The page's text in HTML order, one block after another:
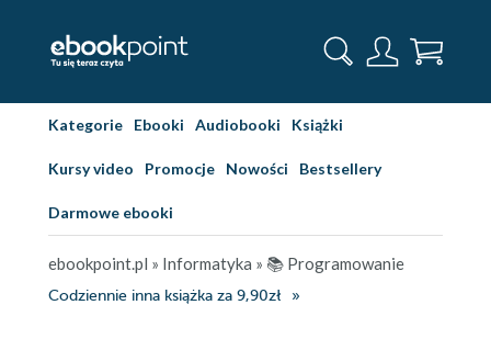
Kategorie Ebooki Audiobooki Książki
Kursy video Promocje Nowości Bestsellery
Darmowe ebooki
ebookpoint.pl » Informatyka » 📚 Programowanie
Codziennie inna książka za 9,90zł